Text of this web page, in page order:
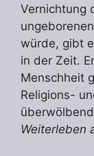
Vernichtung
würde, gibt
in der Zeit.
Menschheit
Religions-
Weiterleben